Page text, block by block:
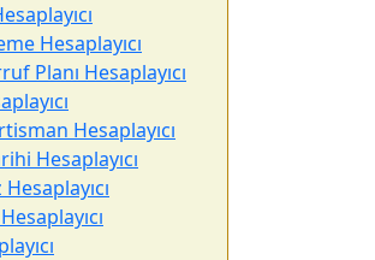
Hesaplayıcı
Planı Hesaplayıcı
Hesaplayıcı
Hesaplayıcı